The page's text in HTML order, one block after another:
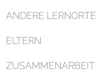
ANDERE LERNORTE
ELTERN
ZUSAMMENARBEIT